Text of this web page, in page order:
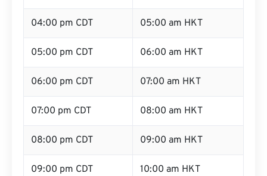
04:00 pm CDT 05:00 am HKT
05:00 pm CDT 06:00 am HKT
06:00 pm CDT 07:00 am HKT
07:00 pm CDT 08:00 am HKT
08:00 pm CDT 09:00 am HKT
09:00 pm CDT 10:00 am HKT